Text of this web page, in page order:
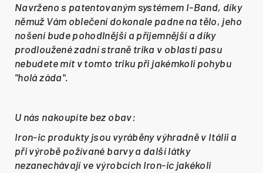
Navrženo s patentovaným systémem I-Band, díky
němuž Vám oblečení dokonale padne na tělo, jeho
nošení bude pohodlnější a příjemnější a díky
prodloužené zadní straně trika v oblasti pasu
nebudete mít v tomto triku při jakémkoli pohybu
"holá záda".
U nás nakoupíte bez obav:
Iron-ic produkty jsou vyráběny výhradně v Itálii a
při výrobě požívané barvy a další látky
nezanechávají ve výrobcích Iron-ic jakékoli